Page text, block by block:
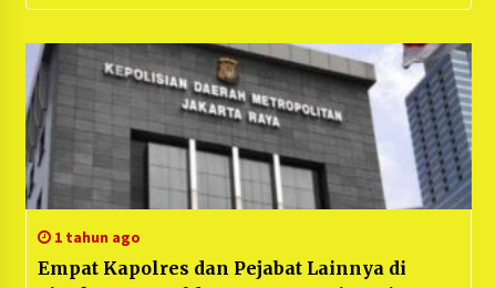
1 tahun ago
Empat Kapolres dan Pejabat Lainnya di